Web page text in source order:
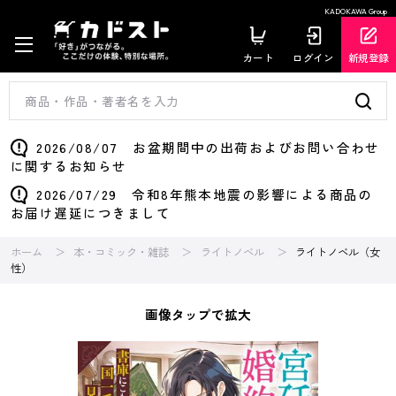
KADOKAWA Group
カート ログイン 新規登録
2026/08/07 お盆期間中の出荷およびお問い合わせ
に関するお知らせ
2026/07/29 令和8年熊本地震の影響による商品の
お届け遅延につきまして
ホーム 本・コミック・雑誌 ライトノベル
ライトノベル（女
性）
画像タップで拡大